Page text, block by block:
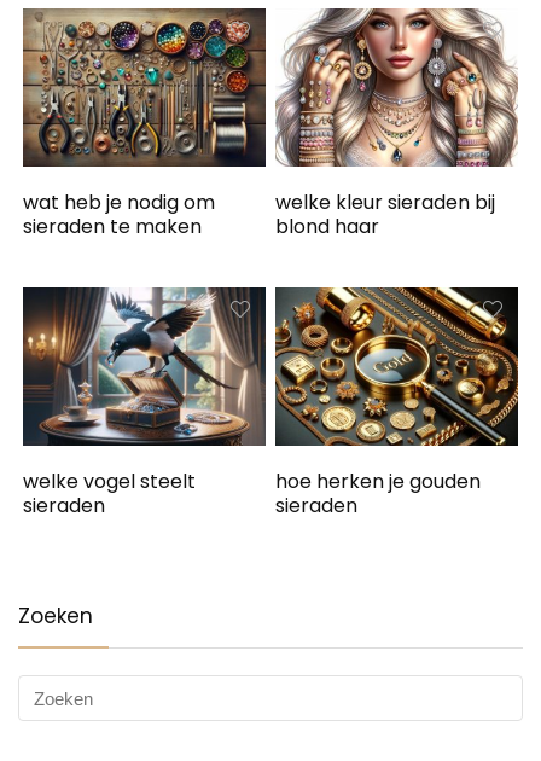
wat heb je nodig om
sieraden te maken
welke kleur sieraden bij
blond haar
welke vogel steelt
sieraden
hoe herken je gouden
sieraden
Zoeken